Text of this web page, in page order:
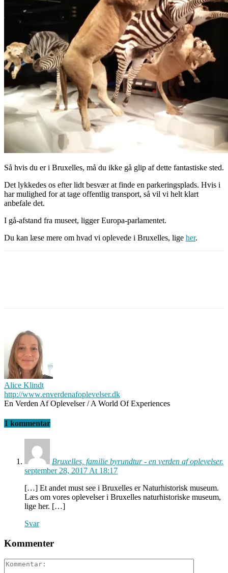
Så hvis du er i Bruxelles, må du ikke gå glip af dette fantastiske sted.
Det lykkedes os efter lidt besvær at finde en parkeringsplads. Hvis i
har mulighed for at tage offentlig transport, så vil vi helt klart
anbefale det.
I gå-afstand fra museet, ligger Europa-parlamentet.
Du kan læse mere om hvad vi oplevede i Bruxelles, lige her.
Alice Klindt
http://www.enverdenafoplevelser.dk
En Verden Af Oplevelser / A World Of Experiences
1 kommentar
Bruxelles, familie byrundtur - en verden af oplevelser.
september 28, 2017 At 18:17
[…] Et andet must see i Bruxelles er Naturhistorisk museum.
Læs om vores oplevelser i Bruxelles naturhistoriske museum,
lige her. […]
Svar
Kommenter